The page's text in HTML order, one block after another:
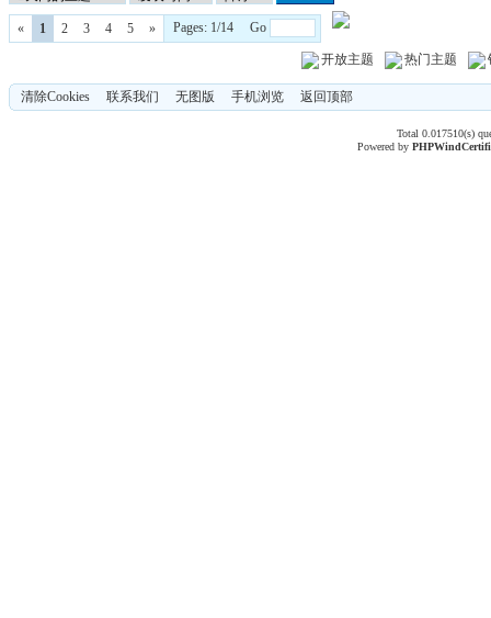
« 1 2 3 4 5 » Pages: 1/14 Go
开放主题 热门主题
清除Cookies 联系我们 无图版 手机浏览 返回顶部
Total 0.017510(s)
Powered byPHPWind